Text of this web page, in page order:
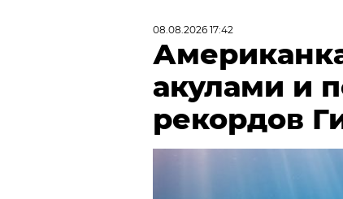
08.08.2026 17:42
акулами и
рекордов